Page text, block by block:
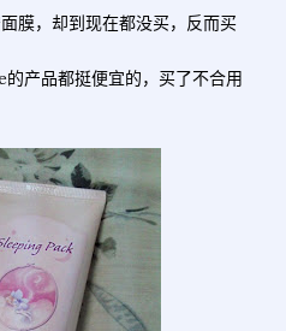
膜，却到现在都没买，反而买
产品都挺便宜的，买了不合用